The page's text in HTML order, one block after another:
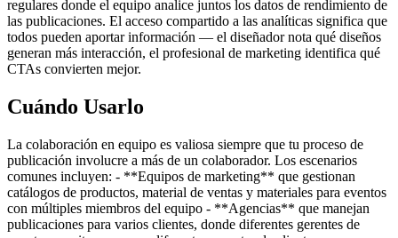
regulares donde el equipo analice juntos los datos de rendimiento de
las publicaciones. El acceso compartido a las analíticas significa que
todos pueden aportar información — el diseñador nota qué diseños
generan más interacción, el profesional de marketing identifica qué
CTAs convierten mejor.
Cuándo Usarlo
La colaboración en equipo es valiosa siempre que tu proceso de
publicación involucre a más de un colaborador. Los escenarios
comunes incluyen: - **Equipos de marketing** que gestionan
catálogos de productos, material de ventas y materiales para eventos
con múltiples miembros del equipo - **Agencias** que manejan
publicaciones para varios clientes, donde diferentes gerentes de